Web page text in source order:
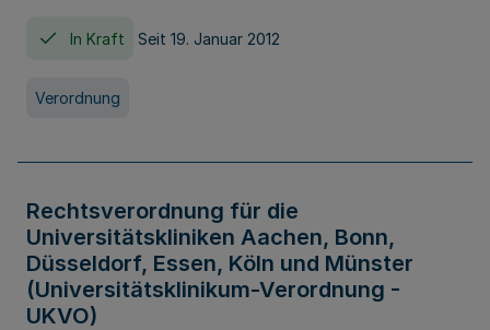
In Kraft Seit 19. Januar 2012
Verordnung
Rechtsverordnung für die
Universitätskliniken Aachen, Bonn,
Düsseldorf, Essen, Köln und Münster
(Universitätsklinikum-Verordnung -
UKVO)